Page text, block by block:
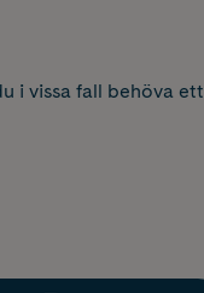
i vissa fall behöva ett